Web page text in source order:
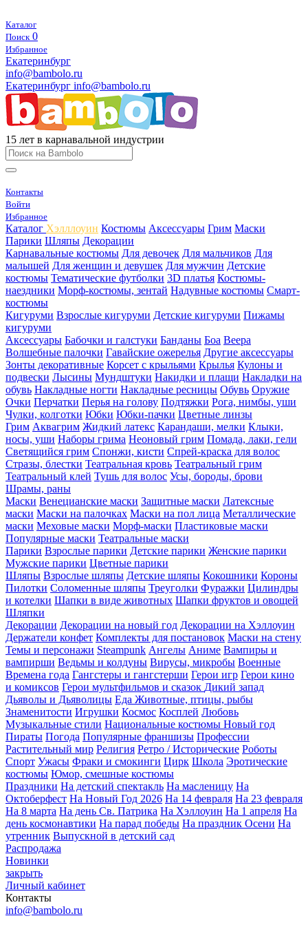
Каталог
Поиск 0
Избранное
Екатеринбург
info@bambolo.ru
Екатеринбург info@bambolo.ru
15 лет в карнавальной индустрии
Контакты
Войти
Избранное
Каталог Хэлллоуин Костюмы Аксессуары Грим Маски
Парики Шляпы Декорации
Карнавальные костюмы Для девочек Для мальчиков Для
малышей Для женщин и девушек Для мужчин Детские
костюмы Тематические футболки 3D платья Костюмы-
наездники Морф-костюмы, зентай Надувные костюмы Смарт-
костюмы
Кигуруми Взрослые кигуруми Детские кигуруми Пижамы
кигуруми
Аксессуары Бабочки и галстуки Банданы Боа Веера
Волшебные палочки Гавайские ожерелья Другие аксессуары
Зонты декоративные Корсет с крыльями Крылья Кулоны и
подвески Лысины Мундштуки Накидки и плащи Накладки на
обувь Накладные ногти Накладные ресницы Обувь Оружие
Очки Перчатки Перья на голову Подтяжки Рога, нимбы, уши
Чулки, колготки Юбки Юбки-пачки Цветные линзы
Грим Аквагрим Жидкий латекс Карандаши, мелки Клыки,
носы, уши Наборы грима Неоновый грим Помада, лаки, гели
Светящийся грим Спонжи, кисти Спрей-краска для волос
Стразы, блестки Театральная кровь Театральный грим
Театральный клей Тушь для волос Усы, бороды, брови
Шрамы, раны
Маски Венецианские маски Защитные маски Латексные
маски Маски на палочках Маски на пол лица Металлические
маски Меховые маски Морф-маски Пластиковые маски
Популярные маски Театральные маски
Парики Взрослые парики Детские парики Женские парики
Мужские парики Цветные парики
Шляпы Взрослые шляпы Детские шляпы Кокошники Короны
Пилотки Соломенные шляпы Треуголки Фуражки Цилиндры
и котелки Шапки в виде животных Шапки фруктов и овощей
Шляпки
Декорации Декорации на новый год Декорации на Хэллоуин
Держатели конфет Комплекты для постановок Маски на стену
Темы и персонажи Steampunk Ангелы Аниме Вампиры и
вампирши Ведьмы и колдуны Вирусы, микробы Военные
Времена года Гангстеры и гангстерши Герои игр Герои кино
и комиксов Герои мультфильмов и сказок Дикий запад
Дьяволы и Дьяволицы Еда Животные, птицы, рыбы
Знаменитости Игрушки Космос Косплей Любовь
Музыкальные стили Национальные костюмы Новый год
Пираты Погода Популярные франшизы Профессии
Растительный мир Религия Ретро / Исторические Роботы
Спорт Ужасы Фраки и смокинги Цирк Школа Эротические
костюмы Юмор, смешные костюмы
Праздники На детский спектакль На масленицу На
Октоберфест На Новый Год 2026 На 14 февраля На 23 февраля
На 8 марта На день Св. Патрика На Хэллоуин На 1 апреля На
день космонавтики На парад победы На праздник Осени На
утренник Выпускной в детский сад
Распродажа
Новинки
закрыть
Личный кабинет
Контакты
info@bambolo.ru